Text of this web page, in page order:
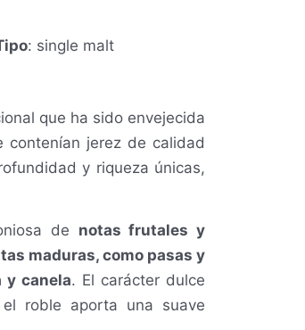
: single malt
que ha sido envejecida
contenían jerez de calidad
y riqueza únicas,
de notas frutales y
maduras, como pasas y
y canela. El carácter dulce
roble aporta una suave